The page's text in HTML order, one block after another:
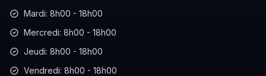
Mardi: 8h00 - 18h00
Mercredi: 8h00 - 18h00
Jeudi: 8h00 - 18h00
Vendredi: 8h00 - 18h00